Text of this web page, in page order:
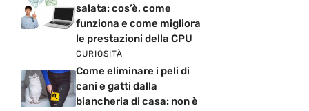
salata: cos’è, come
funziona e come migliora
le prestazioni della CPU
CURIOSITÀ
Come eliminare i peli di
cani e gatti dalla
biancheria di casa: non è